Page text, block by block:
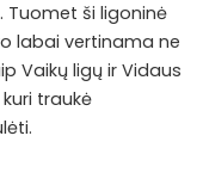
Tuomet ši ligoninė
labai vertinama ne
Vaikų ligų ir Vidaus
traukė